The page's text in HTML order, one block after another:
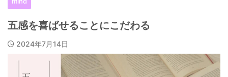
五感を喜ばせることにこだわる
2024年7月14日